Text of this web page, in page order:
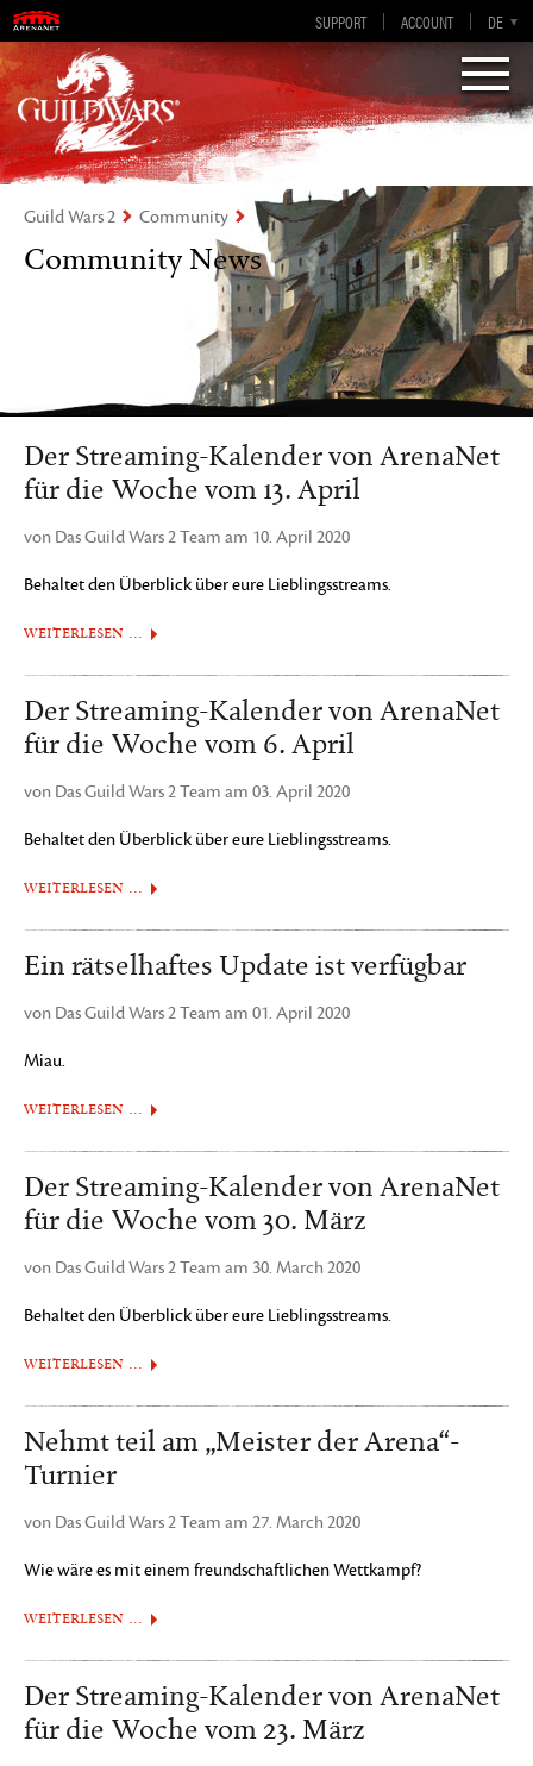
SUPPORT ACCOUNT DE
EN
ES
FR
EN-GB
„Visions of Eternity„
Guild Wars 2
Guild Wars 2 Community
Community News
Der Streaming-Kalender von ArenaNet
für die Woche vom 13. April
von Das Guild Wars 2 Team am 10. April 2020
Behaltet den Überblick über eure Lieblingsstreams.
WEITERLESEN …
Der Streaming-Kalender von ArenaNet
für die Woche vom 6. April
von Das Guild Wars 2 Team am 03. April 2020
Behaltet den Überblick über eure Lieblingsstreams.
WEITERLESEN …
Ein rätselhaftes Update ist verfügbar
von Das Guild Wars 2 Team am 01. April 2020
Miau.
WEITERLESEN …
Der Streaming-Kalender von ArenaNet
für die Woche vom 30. März
von Das Guild Wars 2 Team am 30. March 2020
Behaltet den Überblick über eure Lieblingsstreams.
WEITERLESEN …
Nehmt teil am „Meister der Arena“-
Turnier
von Das Guild Wars 2 Team am 27. March 2020
Wie wäre es mit einem freundschaftlichen Wettkampf?
WEITERLESEN …
Der Streaming-Kalender von ArenaNet
für die Woche vom 23. März